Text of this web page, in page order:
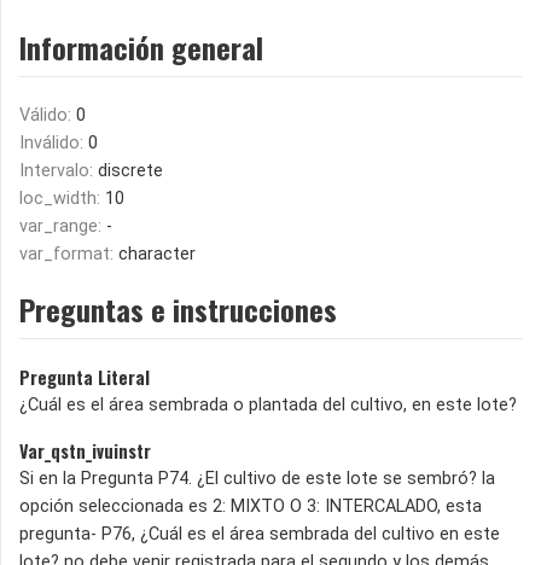
Información general
Válido: 0
Inválido: 0
Intervalo: discrete
loc_width: 10
var_range: -
var_format: character
Preguntas e instrucciones
Pregunta Literal
¿Cuál es el área sembrada o plantada del cultivo, en este lote?
Var_qstn_ivuinstr
Si en la Pregunta P74. ¿El cultivo de este lote se sembró? la
opción seleccionada es 2: MIXTO O 3: INTERCALADO, esta
pregunta- P76, ¿Cuál es el área sembrada del cultivo en este